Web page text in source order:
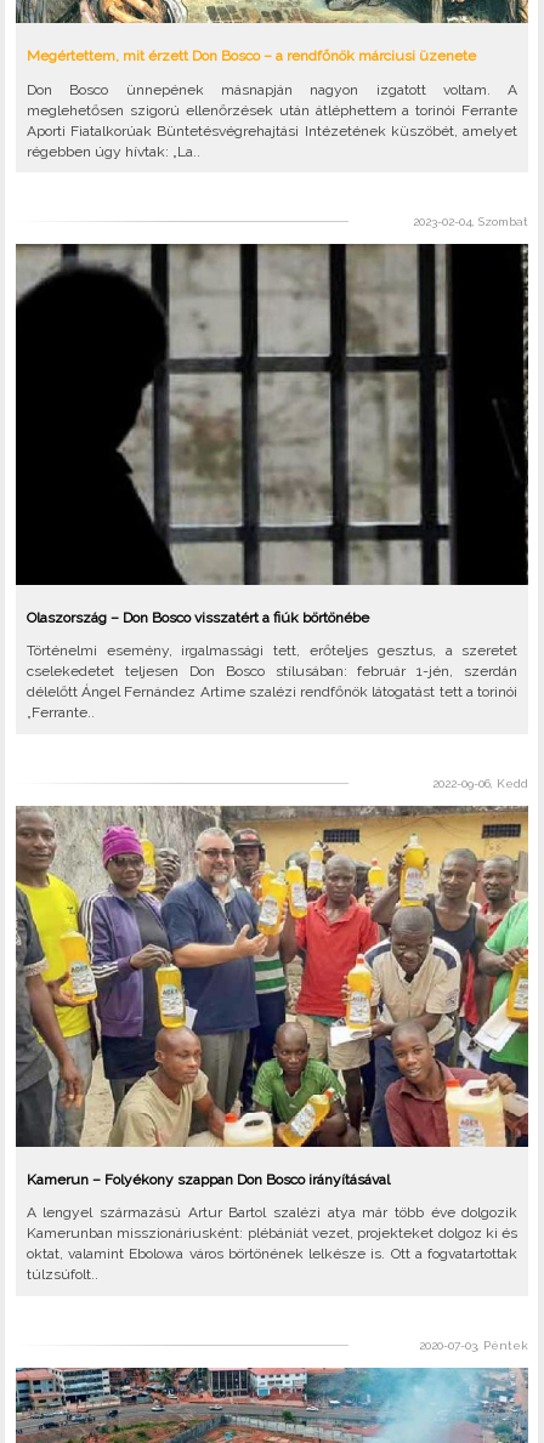
Megértettem, mit érzett Don Bosco – a rendfőnök márciusi üzenete
Don Bosco ünnepének másnapján nagyon izgatott voltam. A
meglehetősen szigorú ellenőrzések után átléphettem a torinói Ferrante
Aporti Fiatalkorúak Büntetésvégrehajtási Intézetének küszöbét, amelyet
régebben úgy hívtak: „La..
2023-02-04, Szombat
Olaszország – Don Bosco visszatért a fiúk börtönébe
Történelmi esemény, irgalmassági tett, erőteljes gesztus, a szeretet
cselekedetet teljesen Don Bosco stílusában: február 1-jén, szerdán
délelőtt Ángel Fernández Artime szalézi rendfőnök látogatást tett a torinói
„Ferrante..
2022-09-06, Kedd
Kamerun – Folyékony szappan Don Bosco irányításával
A lengyel származású Artur Bartol szalézi atya már több éve dolgozik
Kamerunban misszionáriusként: plébániát vezet, projekteket dolgoz ki és
oktat, valamint Ebolowa város börtönének lelkésze is. Ott a fogvatartottak
túlzsúfolt..
2020-07-03, Péntek